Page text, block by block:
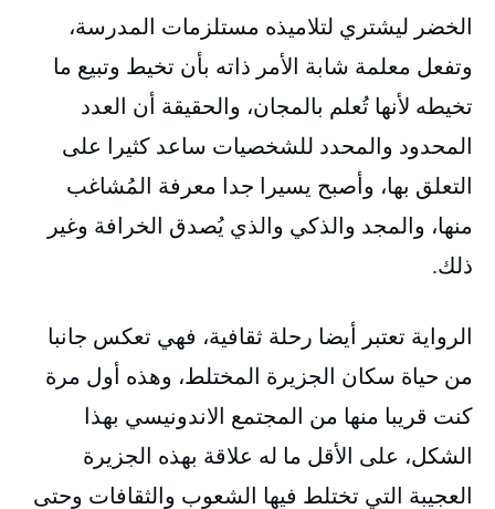
الخضر ليشتري لتلاميذه مستلزمات المدرسة،
وتفعل معلمة شابة الأمر ذاته بأن تخيط وتبيع ما
تخيطه لأنها تُعلم بالمجان، والحقيقة أن العدد
المحدود والمحدد للشخصيات ساعد كثيرا على
التعلق بها، وأصبح يسيرا جدا معرفة المُشاغب
منها، والمجد والذكي والذي يُصدق الخرافة وغير
ذلك.
الرواية تعتبر أيضا رحلة ثقافية، فهي تعكس جانبا
من حياة سكان الجزيرة المختلط، وهذه أول مرة
كنت قريبا منها من المجتمع الاندونيسي بهذا
الشكل، على الأقل ما له علاقة بهذه الجزيرة
العجيبة التي تختلط فيها الشعوب والثقافات وحتى